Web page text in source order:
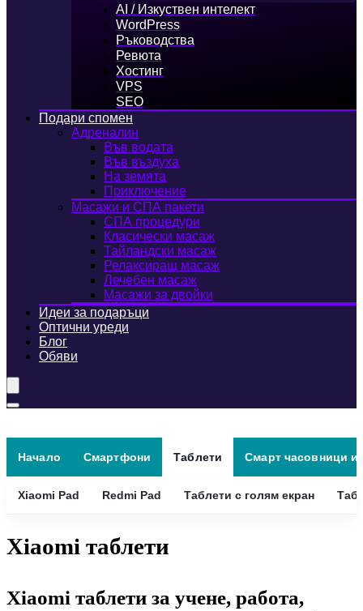
AI / Изкуствен интелект
WordPress
Ръководства
Ревюта
Хостинг
VPS
SEO
Подари спомен
Адреналин
Във водата
Във въздуха
На земята
Приключение
Масажи и СПА пакети
СПА процедури
Класически масаж
Тайландски масаж
Релаксиращ масаж
Лечебен масаж
Масажи за двойки
Идеи за подаръци
Оптични уреди
Блог
Обяви
Начало Смартфони Таблети Смарт часовници и
Xiaomi Pad Redmi Pad Таблети с голям екран
Xiaomi таблети
Xiaomi таблети за учене, работа,